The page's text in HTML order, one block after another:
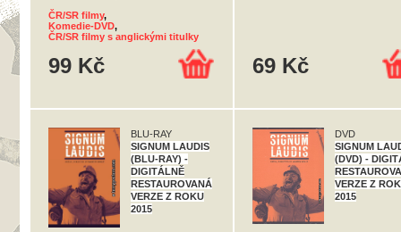
ČR/SR filmy,
Komedie-DVD,
ČR/SR filmy s anglickými titulky
99 Kč 69 Kč
BLU-RAY
SIGNUM LAUDIS
(BLU-RAY) -
DIGITÁLNĚ
RESTAUROVANÁ
VERZE Z ROKU
2015
DVD
SIGNUM
(DVD) -
VERZE Z
2015